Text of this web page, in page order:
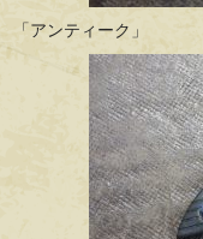
「アンティーク」